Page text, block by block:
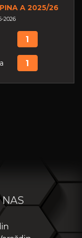
A 2025/26
2026
1
1